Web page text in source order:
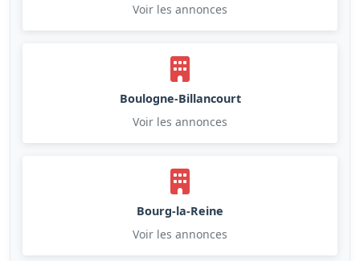
Voir les annonces
Boulogne-Billancourt
Voir les annonces
Bourg-la-Reine
Voir les annonces